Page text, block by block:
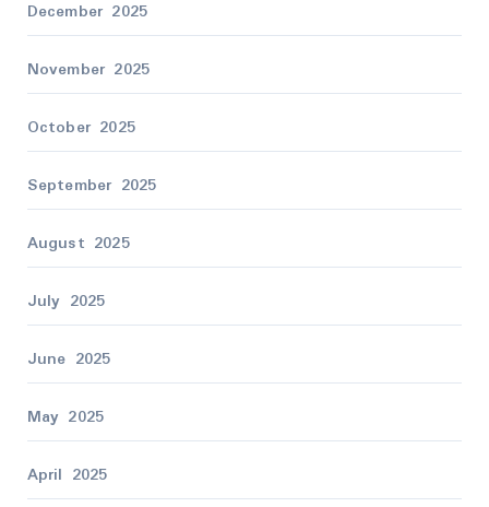
December 2025
November 2025
October 2025
September 2025
August 2025
July 2025
June 2025
May 2025
April 2025